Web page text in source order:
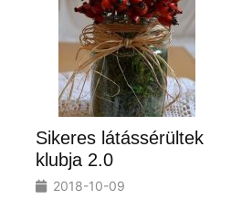
Sikeres látássérültek
klubja 2.0
2018-10-09